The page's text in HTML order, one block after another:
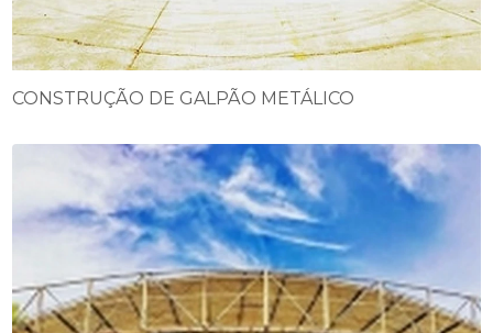
CONSTRUÇÃO DE GALPÃO METÁLICO